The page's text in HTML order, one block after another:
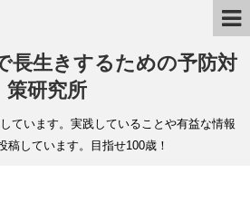
長生きするための予防対
策研究所
ています。実践していることや有益な情報
稿しています。目指せ100歳！